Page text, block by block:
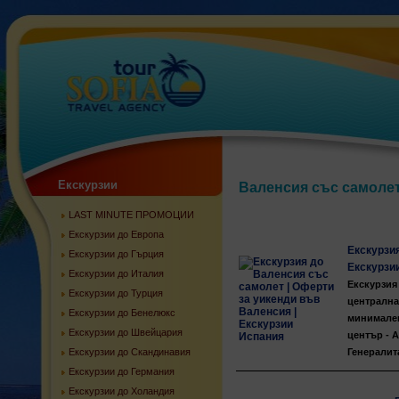
Екскурзии
LAST MINUTE ПРОМОЦИИ
Екскурзии до Европа
Екскурзии до Гърция
Екскурзии до Италия
Екскурзии до Турция
Екскурзии до Бенелюкс
Екскурзии до Швейцария
Екскурзии до Скандинавия
Екскурзии до Германия
Екскурзии до Холандия
Валенсия със
център -